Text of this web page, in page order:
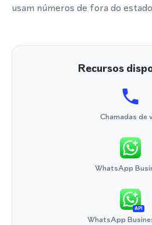
usam números de fora do
Recursos
Chamadas de
WhatsApp
API
WhatsApp